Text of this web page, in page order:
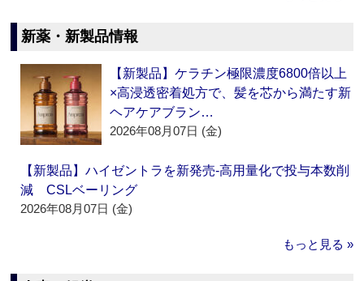
新薬・新製品情報
【新製品】ケラチン極限濃度6800倍以上
×高浸透密着処方で、髪を芯から満たす新
ヘアケアブラン…
2026年08月07日 (金)
【新製品】ハイゼントラを新発売‐高用量化で投与本数削
減 CSLベーリング
2026年08月07日 (金)
もっと見る »